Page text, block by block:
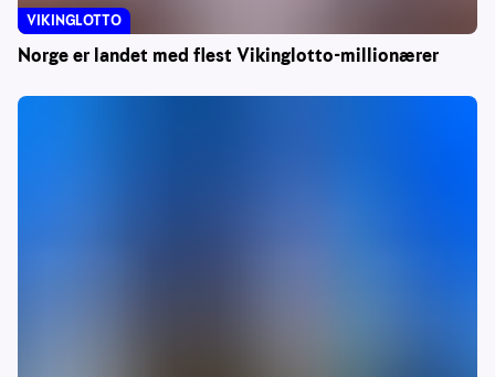
Norge er landet med flest Vikinglotto-millionærer
VIKINGLOTTO